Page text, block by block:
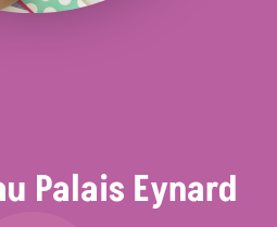
Palais Eynard